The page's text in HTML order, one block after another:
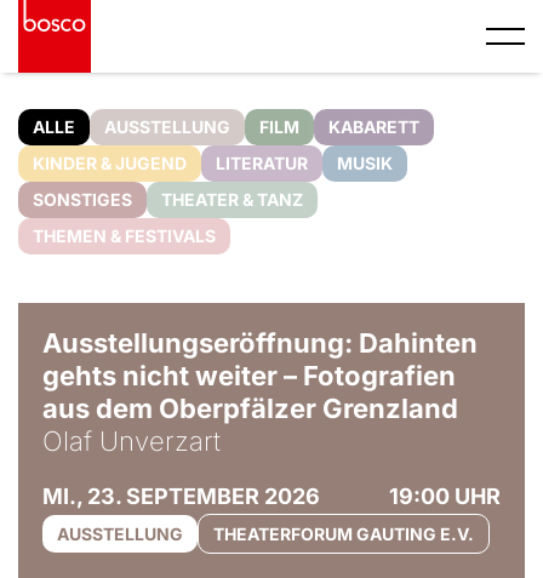
ALLE AUSSTELLUNG FILM
KABARETT
KINDER & JUGEND
LITERATUR
MUSIK
SONSTIGES
THEATER & TANZ
THEMEN & FESTIVALS
Ausstellungseröffnung: Dahinten
gehts nicht weiter – Fotografien
aus dem Oberpfälzer Grenzland
Olaf Unverzart
MI., 23. SEPTEMBER 2026 19:00 UHR
AUSSTELLUNG THEATERFORUM GAUTING E.V.